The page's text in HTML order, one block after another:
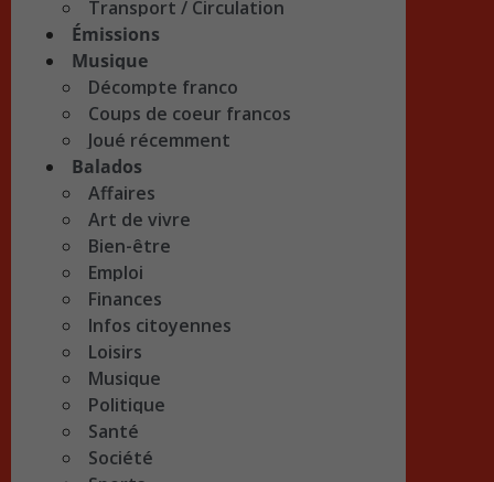
Transport / Circulation
Émissions
Musique
Décompte franco
Coups de coeur francos
Joué récemment
Balados
Affaires
Art de vivre
Bien-être
Emploi
Finances
Infos citoyennes
Loisirs
Musique
Politique
Santé
Société